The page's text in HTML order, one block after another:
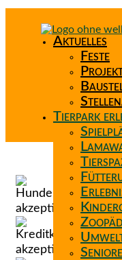
Aktuelles
Feste
Tierpark